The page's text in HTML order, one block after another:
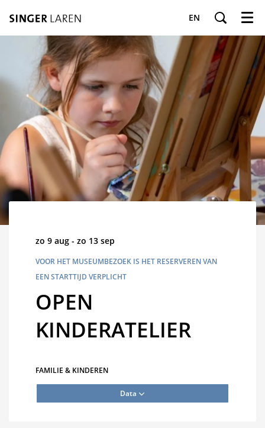
EN Menu
OPEN
KINDERATELIER
VOOR HET MUSEUMBEZOEK IS HET RESERVEREN VAN
EEN STARTTIJD VERPLICHT
zo 9 aug - zo 13 sep
FAMILIE & KINDEREN
Data